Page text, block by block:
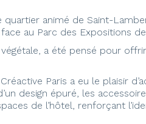
animé de Saint-
au Parc des Expositions
a été pensé pour
Paris a eu le plaisir
design épuré, les
de l’hôtel, renforçant